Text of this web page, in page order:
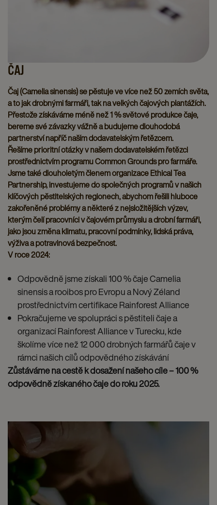
ČAJ
Čaj (Camelia sinensis) se pěstuje ve více než 50 zemích světa,
a to jak drobnými farmáři, tak na velkých čajových plantážích.
Přestože získáváme méně než 1 % světové produkce čaje,
bereme své závazky vážně a budujeme dlouhodobá
partnerství napříč naším dodavatelským řetězcem.
Řešíme prioritní otázky v našem dodavatelském řetězci
prostřednictvím programu Common Grounds pro farmáře.
Jsme také dlouholetým členem organizace Ethical Tea
Partnership, investujeme do společných programů v našich
klíčových pěstitelských regionech, abychom řešili hluboce
zakořeněné problémy a některé z nejsložitějších výzev,
kterým čelí pracovníci v čajovém průmyslu a drobní farmáři,
jako jsou změna klimatu, pracovní podmínky, lidská práva,
výživa a potravinová bezpečnost.
V roce 2024:
Odpovědně jsme získali 100 % čaje Camelia
sinensis a rooibos pro Evropu a Nový Zéland
prostřednictvím certifikace Rainforest Alliance
Pokračujeme ve spolupráci s pěstiteli čaje a
organizací Rainforest Alliance v Turecku, kde
školíme více než 12 000 drobných farmářů čaje v
rámci našich cílů odpovědného získávání
Zůstáváme na cestě k dosažení našeho cíle – 100 %
odpovědně získaného čaje do roku 2025.